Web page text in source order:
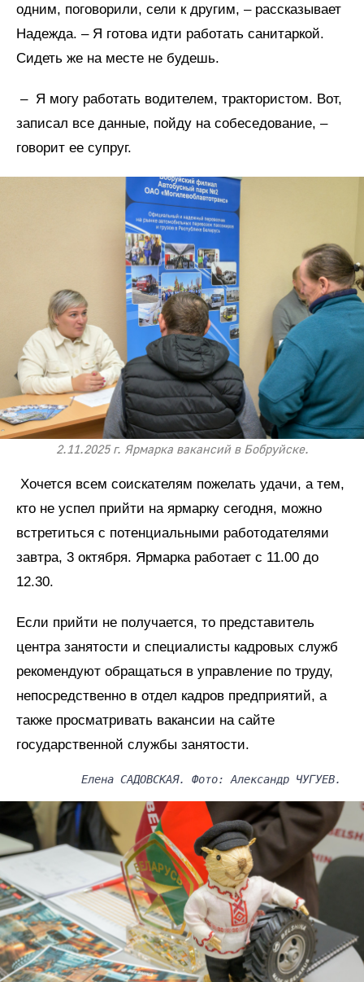
одним, поговорили, сели к другим, – рассказывает
Надежда. – Я готова идти работать санитаркой.
Сидеть же на месте не будешь.
– Я могу работать водителем, трактористом. Вот,
записал все данные, пойду на собеседование, –
говорит ее супруг.
2.11.2025 г. Ярмарка вакансий в Бобруйске.
Хочется всем соискателям пожелать удачи, а тем,
кто не успел прийти на ярмарку сегодня, можно
встретиться с потенциальными работодателями
завтра, 3 октября. Ярмарка работает с 11.00 до
12.30.
Если прийти не получается, то представитель
центра занятости и специалисты кадровых служб
рекомендуют обращаться в управление по труду,
непосредственно в отдел кадров предприятий, а
также просматривать вакансии на сайте
государственной службы занятости.
Елена САДОВСКАЯ. Фото: Александр ЧУГУЕВ.